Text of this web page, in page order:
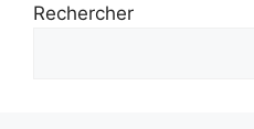
Rechercher